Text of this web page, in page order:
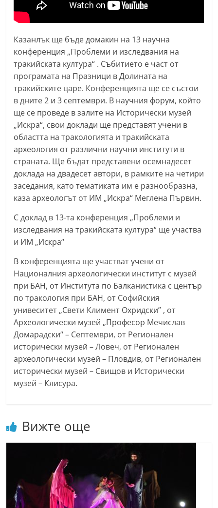
l
a
k
.
n
f
o
k
a
z
a
n
l
a
k
b
g
.
i
n
f
o
,
g
a
r
y
-
k
a
Казанлък ще бъде домакин на 13 научна
конференция „Проблеми и изследвания на
тракийската култура“ . Събитието е част от
програмата на Празници в Долината на
тракийските царе. Конференцията ще се състои
в дните 2 и 3 септември. В научния форум, който
ще се проведе в залите на Исторически музей
„Искра“, свои доклади ще представят учени в
областта на тракологията и тракийската
археология от различни научни институти в
страната. Ще бъдат представени осемнадесет
доклада на двадесет автори, в рамките на четири
заседания, като тематиката им е разнообразна,
каза археологът от ИМ „Искра“ Меглена Първин.
С доклад в 13-та конференция „Проблеми и
изследвания на тракийската култура“ ще участва
и ИМ „Искра“
В конференцията ще участват учени от
Националния археологически институт с музей
при БАН, от Института по Балканистика с център
по тракология при БАН, от Софийския
унивеситет „Свети Климент Охридски” , от
Археологически музей „Професор Мечислав
Домарадски“ – Септември, от Регионален
исторически музей – Ловеч, от Регионален
археологически музей – Пловдив, от Регионален
исторически музей – Свищов и Исторически
музей – Клисура.
Вижте още